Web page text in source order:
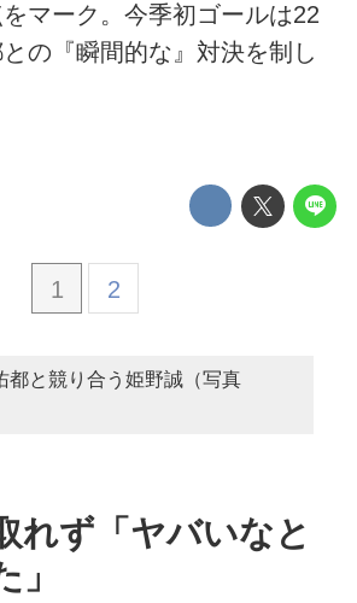
マーク。今季初ゴールは22
の『瞬間的な』対決を制し
1 2
都と競り合う姫野誠（写真
れず「ヤバいなと